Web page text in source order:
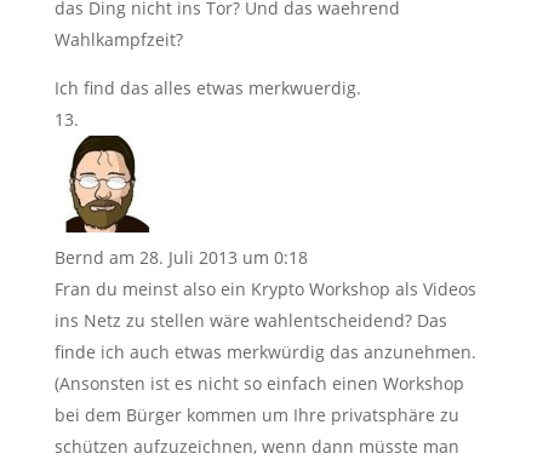
das Ding nicht ins Tor? Und das waehrend
Wahlkampfzeit?
Ich find das alles etwas merkwuerdig.
Bernd am 28. Juli 2013 um 0:18
Fran du meinst also ein Krypto Workshop als Videos
ins Netz zu stellen wäre wahlentscheidend? Das
finde ich auch etwas merkwürdig das anzunehmen.
(Ansonsten ist es nicht so einfach einen Workshop
bei dem Bürger kommen um Ihre privatsphäre zu
schützen aufzuzeichnen, wenn dann müsste man